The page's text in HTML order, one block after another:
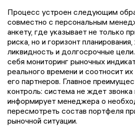
Процесс устроен следующим
совместно с персональным
анкету, где указывает не только
риска, но и горизонт
ликвидность и долгосрочные
себя мониторинг рыночных
реального времени и соотносит
его партнеров. Главное
контроль: система не ждет звонка
информирует менеджера о
пересмотреть состав портфеля
рыночной ситуации.